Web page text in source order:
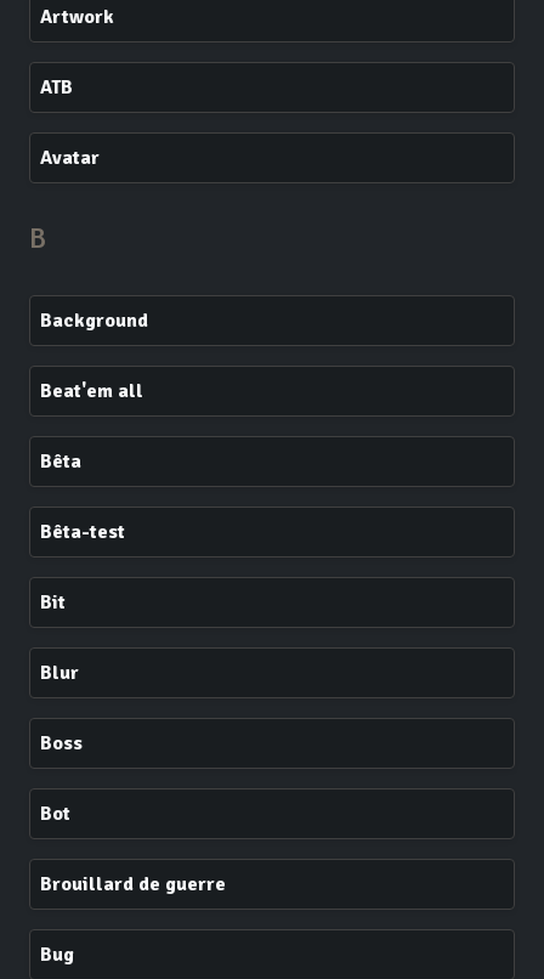
Artwork
ATB
Avatar
B
Background
Beat'em all
Bêta
Bêta-test
Bit
Blur
Boss
Bot
Brouillard de guerre
Bug